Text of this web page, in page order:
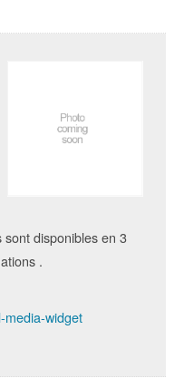
disponibles en 3
.
media-widget